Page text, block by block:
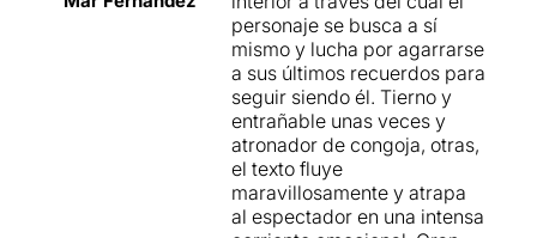
personaje se busca a sí
mismo y lucha por agarrarse
a sus últimos recuerdos para
seguir siendo él. Tierno y
entrañable unas veces y
atronador de congoja, otras,
el texto fluye
maravillosamente y atrapa
al espectador en una intensa